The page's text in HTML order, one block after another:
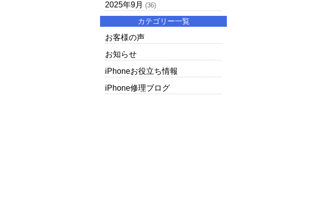
2025年9月 (36)
カテゴリー一覧
お客様の声
お知らせ
iPhoneお役立ち情報
iPhone修理ブログ